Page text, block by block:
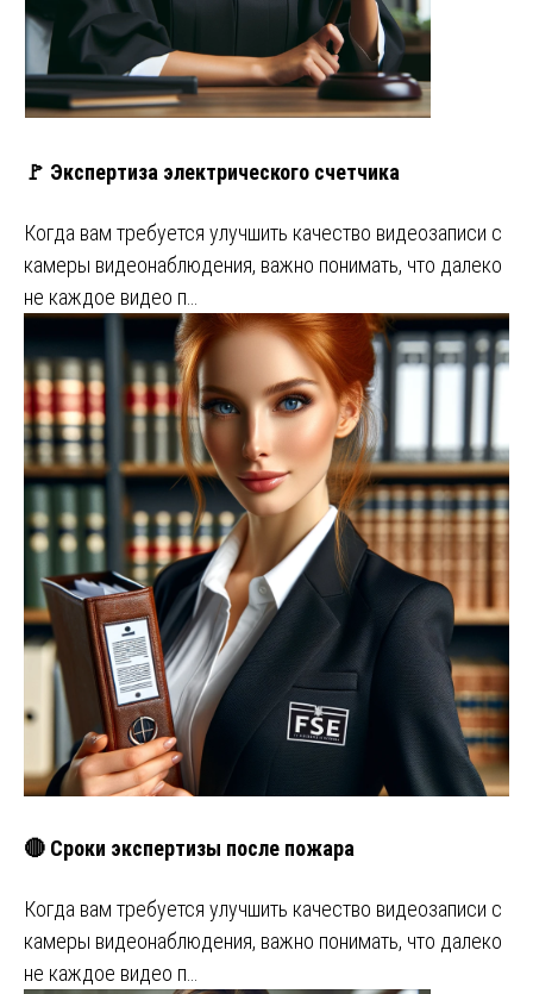
🚩 Экспертиза электрического счетчика
Когда вам требуется улучшить качество видеозаписи с
камеры видеонаблюдения, важно понимать, что далеко
не каждое видео п…
🔴 Сроки экспертизы после пожара
Когда вам требуется улучшить качество видеозаписи с
камеры видеонаблюдения, важно понимать, что далеко
не каждое видео п…